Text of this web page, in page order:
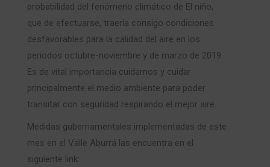
probabilidad del fenómeno climático de El niño,
que de efectuarse, traería consigo condiciones
desfavorables para la calidad del aire en los
periodos octubre-noviembre y de marzo de 2019.
Es de vital importancia cuidarnos y cuidar
principalmente el medio ambiente para poder
transitar con seguridad respirando el mejor aire.
Medidas gubernamentales implementadas de este
mes en el Valle Aburrá las encuentra en el
siguiente link: